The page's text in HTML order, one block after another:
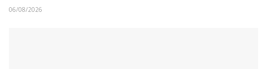
06/08/2026